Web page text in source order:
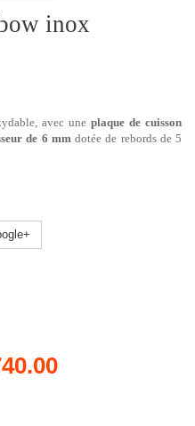
inox
avec une plaque de cuisson
de 6 mmdotée de rebords de 5